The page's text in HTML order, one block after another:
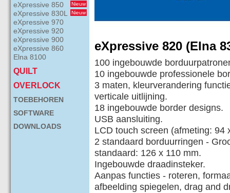
Nieuw
eXpressive 850
Nieuw
eXpressive 830L
eXpressive 970
eXpressive 920
eXpressive 900
eXpressive 860
Elna 8100
QUILT
OVERLOCK
TOEBEHOREN
SOFTWARE
DOWNLOADS
eXpressive 820 (Elna
100 ingebouwde
10 ingebouwde professionele
3 maten, kleurverandering
verticale uitlijning.
18 ingebouwde border designs.
USB aansluiting.
LCD touch screen (afmeting: 94
2 standaard borduurringen -
standaard: 126 x 110 mm.
Ingebouwde draadinsteker.
Aanpas functies - roteren,
afbeelding spiegelen, drag and